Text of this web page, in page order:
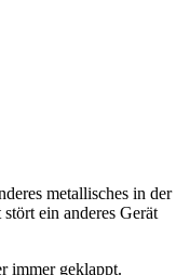
metallisches in der
ein anderes Gerät
immer geklappt.